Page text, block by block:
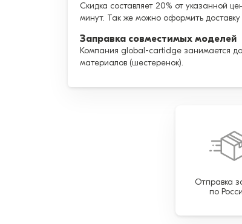
Скидка составляет 20% от указанной
минут. Так же можно оформить
Заправка совместимых моделей
Компания global-cartidge занимается
материалов (шестеренок).
Отправка
по